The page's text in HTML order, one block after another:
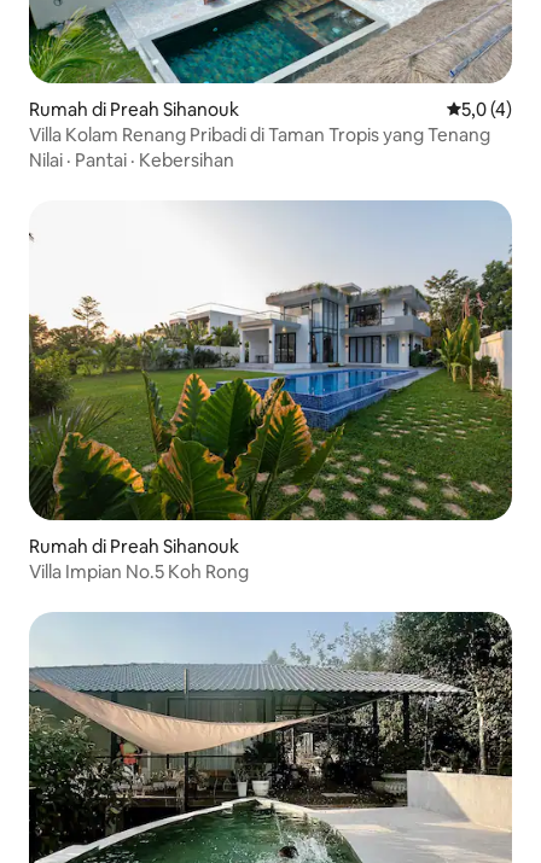
Rumah di Preah Sihanouk Nilai rata-
5,0 (4)
Villa Kolam Renang Pribadi di Taman Tropis yang Tenang
Nilai · Pantai · Kebersihan
Rumah di Preah Sihanouk
Villa Impian No.5 Koh Rong